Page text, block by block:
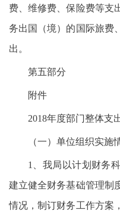
费、维修费、保险费等支
务出国（境）的国际旅费
出。
第五部分
附件
2018年度部门整体支
（一）单位组织实施
1、我局以计划财务
建立健全财务基础管理制
情况，制订财务工作方案